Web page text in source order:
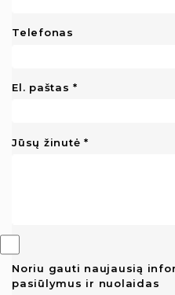
Telefonas
El. paštas
Jūsų žinutė
Noriu gauti naujausią
pasiūlymus ir nuolaidas